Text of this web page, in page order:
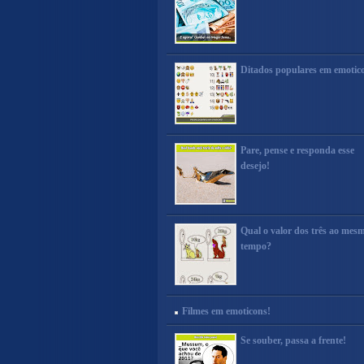
Ditados populares em
Pare, pense e responda esse
desejo!
Qual o valor dos três ao
tempo?
Filmes em emoticons!
Se souber, passa a frente!